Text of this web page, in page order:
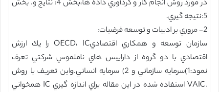
در مورد روش انجام كار و گردآوري داده ها،بخش 4: نتايج و. بخش
5:نتيجه گيري.
2- مروري بر ادبيات و توسعه فرضيات:
سازمان توسعه و همكاري اقتصاديOECD، IC را يك ارزش
اقتصادي با دو گروه از داراييس هاي ناملموسِ شركتي تعرف
نمود:1)سرمايه سازماني و 2) سرمايه انساني.واين تعريف با روش
.VAIC استفاده شده در اين مقاله براي اندازه گيري IC همخواني